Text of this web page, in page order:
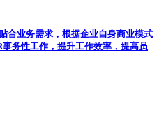
合业务需求，根据企业自身商业模式
务性工作，提升工作效率，提高员